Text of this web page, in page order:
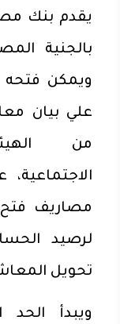
يقدم بنك
بالجنية
ويمكن فتحه
علي بيان
من
مصاريف فتح
لرصيد
تحويل
ويبدأ الحد